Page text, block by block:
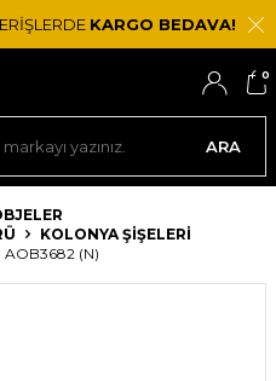
KARGO BEDAVA!
ARA
0
KOLONYA ŞIŞELERI
AOB3682 (N)